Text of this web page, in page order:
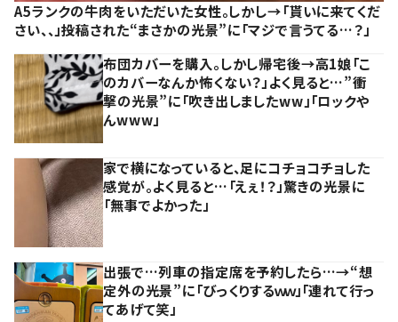
A5ランクの牛肉をいただいた女性。しかし→「貰いに来てくだ
さい、、」投稿された“まさかの光景”に「マジで言うてる…？」
布団カバーを購入。しかし帰宅後→高1娘「こ
のカバーなんか怖くない？」よく見ると…”衝
撃の光景”に「吹き出しましたww」「ロックや
んwww」
家で横になっていると、足にコチョコチョした
感覚が。よく見ると…「えぇ！？」驚きの光景に
「無事でよかった」
出張で…列車の指定席を予約したら…→“想
定外の光景”に「びっくりするｗｗ」「連れて行っ
てあげて笑」